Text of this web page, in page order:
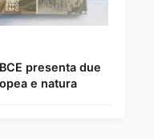
presenta due
e natura